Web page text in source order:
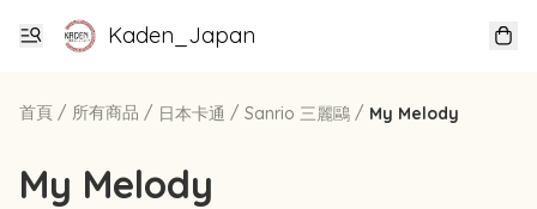
Kaden_Japan
首頁 / 所有商品 / 日本卡通 / Sanrio 三麗鷗 / My Melody
My Melody